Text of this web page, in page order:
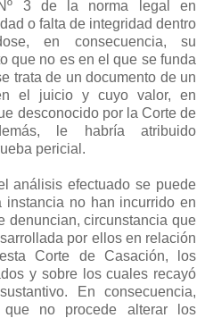
3 de la norma legal en
o falta de integridad dentro
en consecuencia, su
que no es en el que se funda
trata de un documento de un
el juicio y cuyo valor, en
desconocido por la Corte de
le habría atribuido
pericial.
análisis efectuado se puede
no han incurrido en
denuncian, circunstancia que
por ellos en relación
Corte de Casación, los
y sobre los cuales recayó
En consecuencia,
que no procede alterar los